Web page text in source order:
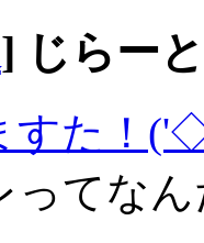
] じらーと
すた！
てなん